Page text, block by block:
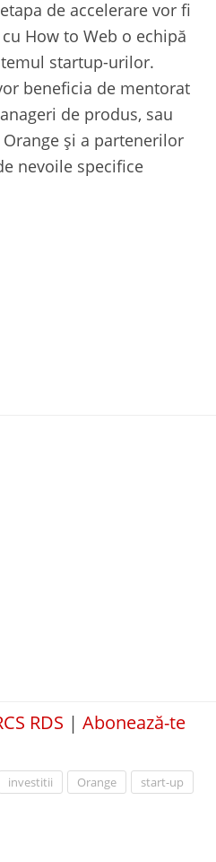
de accelerare vor fi
How to Web o echipă
startup-urilor.
beneficia de mentorat
de produs, sau
și a partenerilor
nevoile specifice
RDS | Abonează-te
investitii Orange
start-up